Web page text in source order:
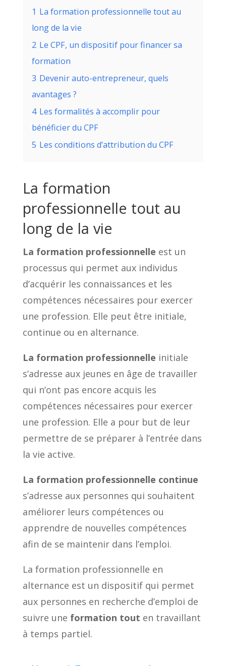
1 La formation professionnelle tout au
long de la vie
2 Le CPF, un dispositif pour financer sa
formation
3 Devenir auto-entrepreneur, quels
avantages ?
4 Les formalités à accomplir pour
bénéficier du CPF
5 Les conditions d’attribution du CPF
La formation
professionnelle tout au
long de la vie
La formation professionnelle est un
processus qui permet aux individus
d’acquérir les connaissances et les
compétences nécessaires pour exercer
une profession. Elle peut être initiale,
continue ou en alternance.
La formation professionnelle initiale
s’adresse aux jeunes en âge de travailler
qui n’ont pas encore acquis les
compétences nécessaires pour exercer
une profession. Elle a pour but de leur
permettre de se préparer à l’entrée dans
la vie active.
La formation professionnelle continue
s’adresse aux personnes qui souhaitent
améliorer leurs compétences ou
apprendre de nouvelles compétences
afin de se maintenir dans l’emploi.
La formation professionnelle en
alternance est un dispositif qui permet
aux personnes en recherche d’emploi de
suivre une formation tout en travaillant
à temps partiel.